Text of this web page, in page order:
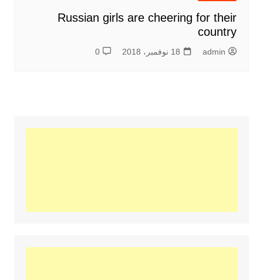
Russian girls are cheering for their
country
admin 18 نوفمبر، 2018 0